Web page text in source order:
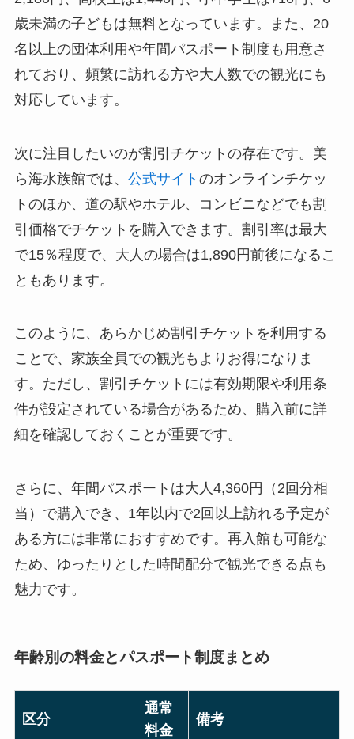
歳未満の子どもは無料となっています。また、20
名以上の団体利用や年間パスポート制度も用意さ
れており、頻繁に訪れる方や大人数での観光にも
対応しています。
次に注目したいのが割引チケットの存在です。美
ら海水族館では、 公式サイト のオンラインチケッ
トのほか、道の駅やホテル、コンビニなどでも割
引価格でチケットを購入できます。割引率は最大
で15％程度で、大人の場合は1,890円前後になるこ
ともあります。
このように、あらかじめ割引チケットを利用する
ことで、家族全員での観光もよりお得になりま
す。ただし、割引チケットには有効期限や利用条
件が設定されている場合があるため、購入前に詳
細を確認しておくことが重要です。
さらに、年間パスポートは大人4,360円（2回分相
当）で購入でき、1年以内で2回以上訪れる予定が
ある方には非常におすすめです。再入館も可能な
ため、ゆったりとした時間配分で観光できる点も
魅力です。
年齢別の料金とパスポート制度まとめ
区分
通常
料金
備考